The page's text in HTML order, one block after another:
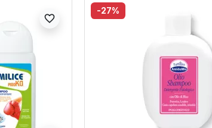
favorite_border
-27%